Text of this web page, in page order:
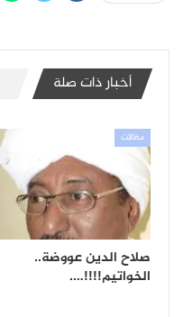
أخبار ذات صلة
مقالات
صلاح الدين عووضة..
الخواتيم!!!!….